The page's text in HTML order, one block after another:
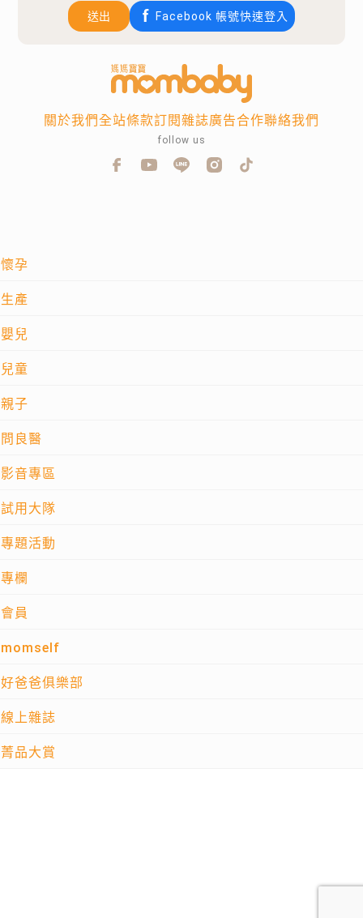
送出 Facebook 帳號快速登入
懷孕
生產
嬰兒
兒童
親子
問良醫
影音專區
試用大隊
專題活動
專欄
會員
momself
好爸爸俱樂部
線上雜誌
菁品大賞
關於我們全站條款訂閱雜誌廣告合作聯絡我們
follow us